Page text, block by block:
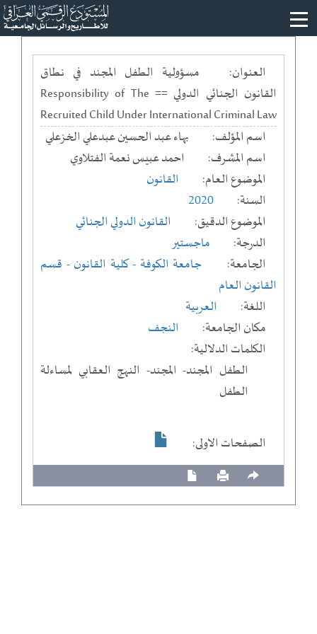
العنوان:
مسؤولية الطفل المجند في نطاق
القانون الجنائي الدولي == Responsibility of The
Recruited Child Under International Criminal Law
اسم المؤلف:
بهاء عبد الحسين عبدعلي الخزعلي
اسم المشرف:
احمد عبيس نعمة الفتلاوي
الموضوع العام:
القانون
السنة:
2020
الموضوع الدقيق:
القانون الدولي الجنائي
الدرجة:
ماجستير
الجامعة:
جامعة الكوفة - كلية القانون - قسم
القانون العام
اللغة:
العربية
مكان الجامعة:
النجف
الكلمات الدلالية:
الطفل المجند- المجند- النهج العقابي لمساءلة
الطفل
الصفحات الاولى: